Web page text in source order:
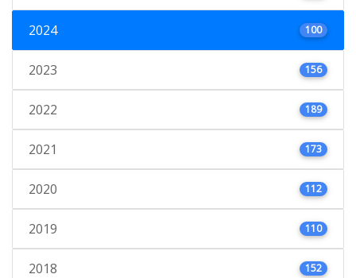
2024 100
2023 156
2022 189
2021 173
2020 112
2019 110
2018 152